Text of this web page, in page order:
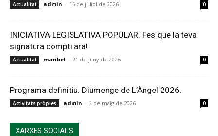
Actualitat admin - 16 de juliol de 2026 0
INICIATIVA LEGISLATIVA POPULAR. Fes que la teva
signatura compti ara!
Actualitat maribel - 21 de juny de 2026 0
Programa definitiu. Diumenge de L’Àngel 2026.
Activitats pròpies admin - 2 de maig de 2026 0
XARXES SOCIALS